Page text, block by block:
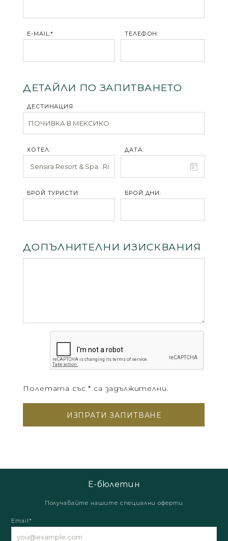
E-MAIL:* ТЕЛЕФОН:
ДЕТАЙЛИ ПО ЗАПИТВАНЕТО
ДЕСТИНАЦИЯ:
ХОТЕЛ: ДАТА:
БРОЙ ТУРИСТИ: БРОЙ ДНИ:
ДОПЪЛНИТЕЛНИ ИЗИСКВАНИЯ
Полетата със * са задължителни.
Е-бюлетин
Получавайте нашите специални оферти
Email*